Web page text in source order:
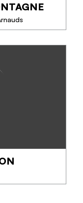
au travers
alpinisme
glace ...